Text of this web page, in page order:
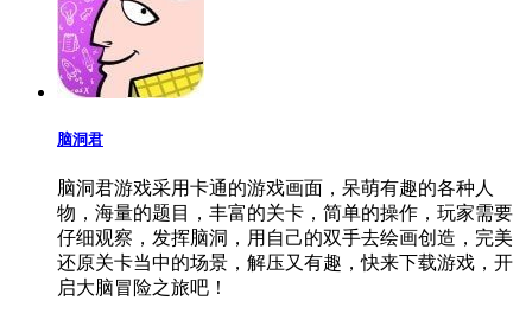
脑洞君
脑洞君游戏采用卡通的游戏画面，呆萌有趣的各种人
物，海量的题目，丰富的关卡，简单的操作，玩家需要
仔细观察，发挥脑洞，用自己的双手去绘画创造，完美
还原关卡当中的场景，解压又有趣，快来下载游戏，开
启大脑冒险之旅吧！